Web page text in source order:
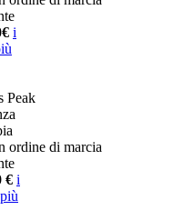
i
Peak
ordine di marcia
€ i